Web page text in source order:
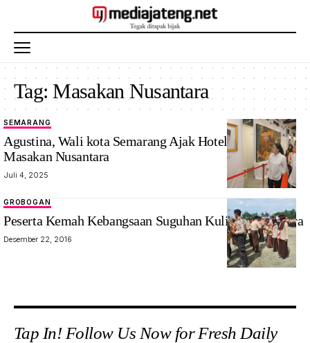
Tag:Masakan Nusantara
SEMARANG
Agustina, Wali kota Semarang Ajak Hotel Sajikan
Masakan Nusantara
Juli 4, 2025
GROBOGAN
Peserta Kemah Kebangsaan Suguhan Kuliner Nusantara
Desember 22, 2016
Tap In! Follow Us Now for Fresh Daily